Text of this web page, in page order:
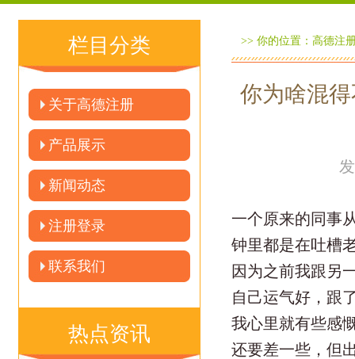
栏目分类
关于高德注册
产品展示
新闻动态
注册登录
联系我们
热点资讯
>> 你的位置： 高德注
你为啥混
一个原来的同事
钟里都是在吐槽
因为之前我跟另
自己运气好，跟
我心里就有些感
还要差一些，但